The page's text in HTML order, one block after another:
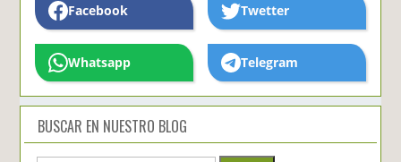
Facebook Twetter
Whatsapp Telegram
BUSCAR EN NUESTRO BLOG